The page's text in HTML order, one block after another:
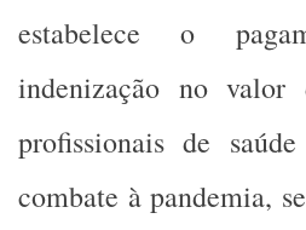
estabelece o
indenização no
profissionais de
combate à pandemia,